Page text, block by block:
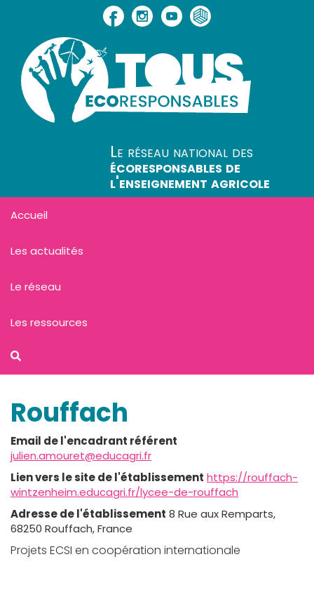
Rouffach
Email de l'encadrant référent
julien.amouret@educagri.fr
Lien vers le site de l'établissement https://rouffach-
wintzenheim.educagri.fr/lycee-de-rouffach
Adresse de l'établissement 8 Rue aux Remparts,
68250 Rouffach, France
Projets ECSI en coopération internationale
Le réseau national des
écoresponsables de
l'enseignement agricole
Accueil
Les actualités
Le réseau
Les ressources